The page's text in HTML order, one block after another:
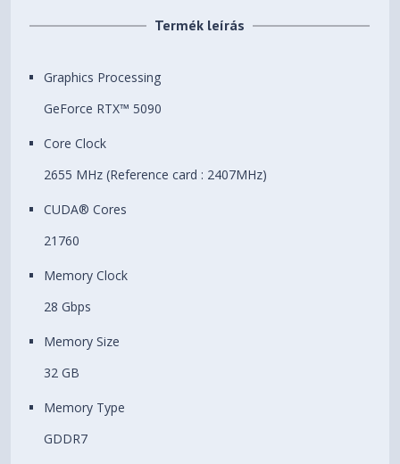
Termék leírás
Graphics Processing
GeForce RTX™ 5090
Core Clock
2655 MHz (Reference card : 2407MHz)
CUDA® Cores
21760
Memory Clock
28 Gbps
Memory Size
32 GB
Memory Type
GDDR7